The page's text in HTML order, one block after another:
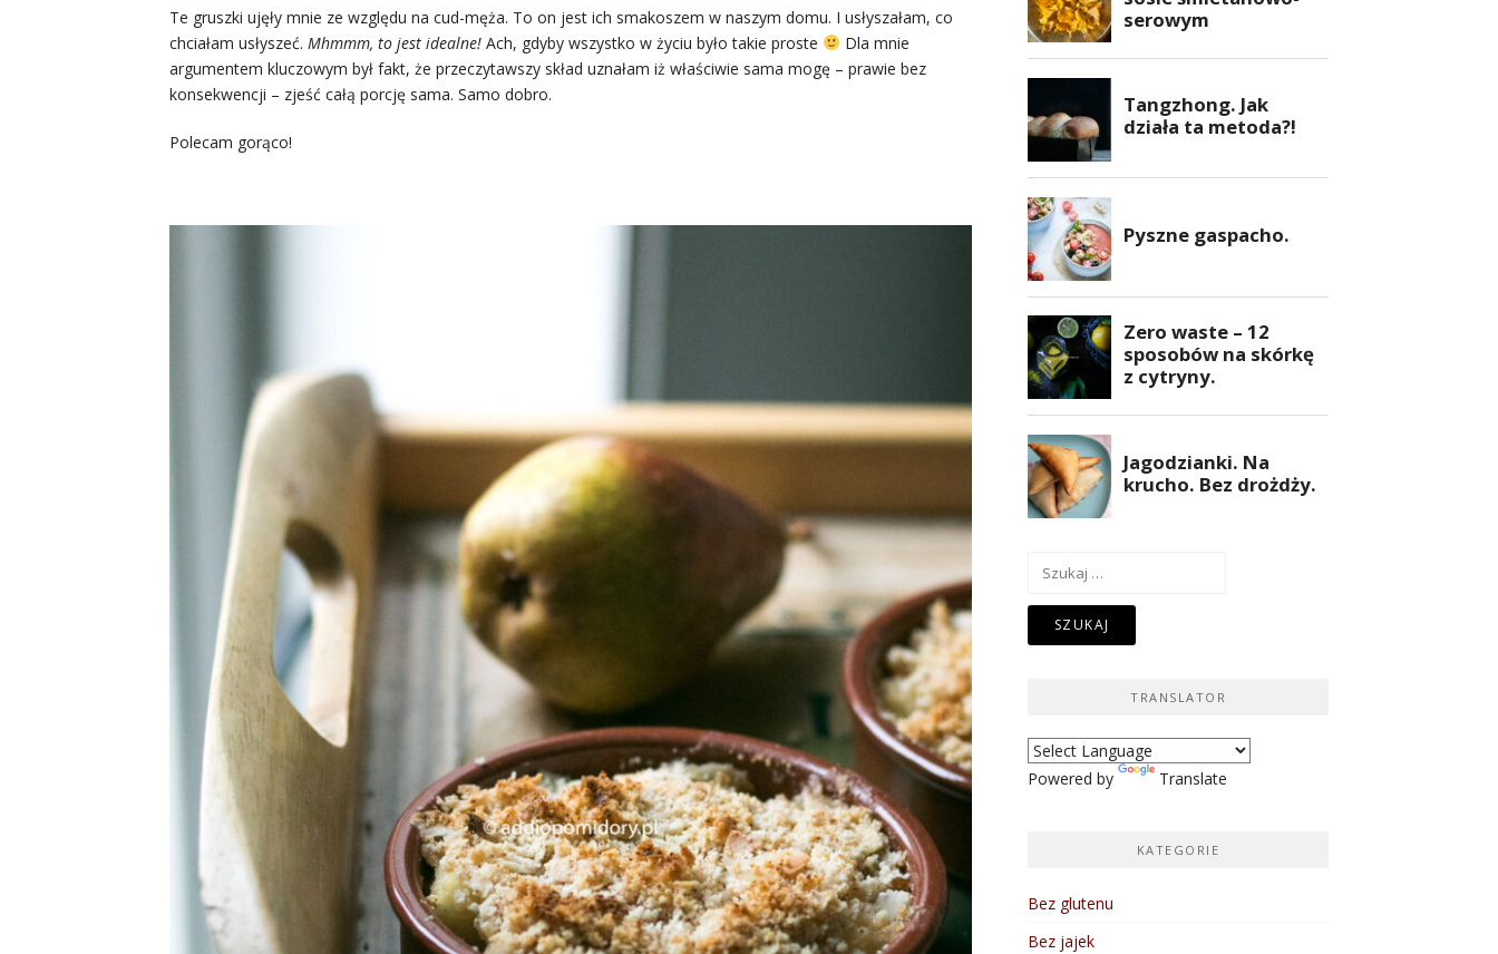
Te gruszki ujęły mnie ze względu na cud-męża. To on jest ich smakoszem w naszym domu. I usłyszałam, co
chciałam usłyszeć. Mhmmm, to jest idealne! Ach, gdyby wszystko w życiu było takie proste
Dla mnie
argumentem kluczowym był fakt, że przeczytawszy skład uznałam iż właściwie sama mogę – prawie bez
konsekwencji – zjeść całą porcję sama. Samo dobro.
Polecam gorąco!
Szukaj:
TRANSLATOR
Powered by Translate
KATEGORIE
Bez glutenu
Bez jajek